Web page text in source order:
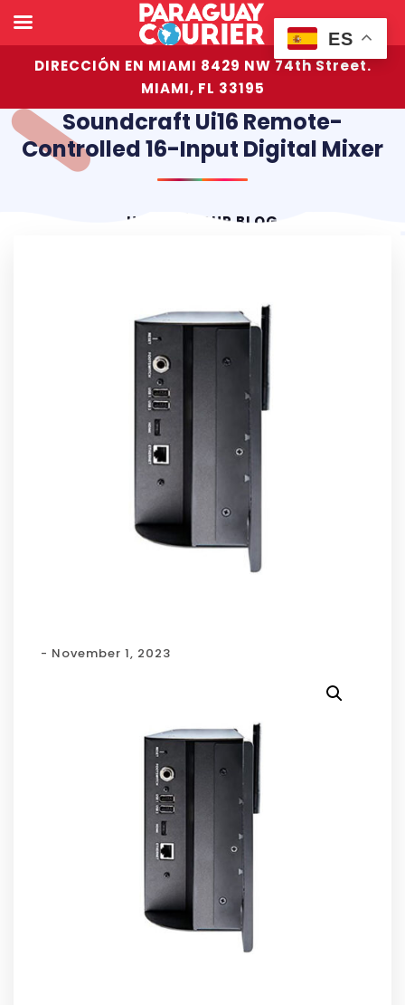
DIRECCIÓN EN MIAMI 8429 NW 74th Street.
MIAMI, FL 33195
Soundcraft Ui16 Remote-
Controlled 16-Input Digital Mixer
HOME OUR BLOG
- November 1, 2023
ES